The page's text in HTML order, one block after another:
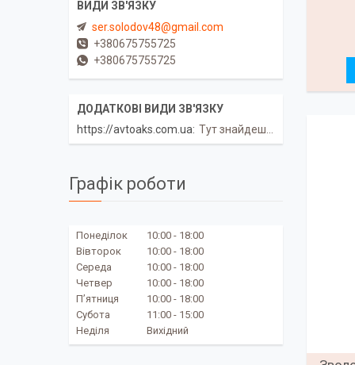
ser.solodov48@gmail.com
+380675755725
+380675755725
https://avtoaks.com.ua Тут знайдеш корисне!
Графік роботи
Понеділок 10:00
18:00
Вівторок
10:00
18:00
Середа
10:00
18:00
Четвер
10:00
18:00
Пʼятниця
10:00
18:00
Субота
11:00
15:00
Неділя
Вихідний